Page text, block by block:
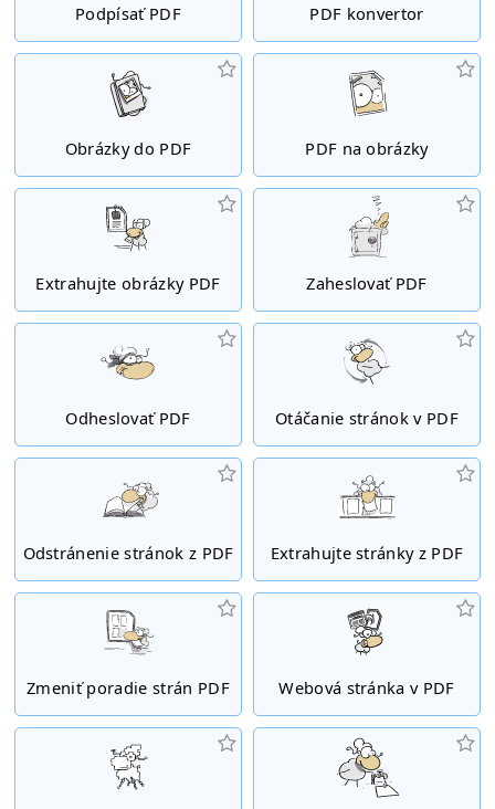
Podpísať PDF PDF konvertor
Obrázky do PDF PDF na obrázky
Extrahujte obrázky PDF Zaheslovať PDF
Odheslovať PDF Otáčanie stránok v PDF
Odstránenie stránok z PDF Extrahujte stránky z PDF
Zmeniť poradie strán PDF Webová stránka v PDF